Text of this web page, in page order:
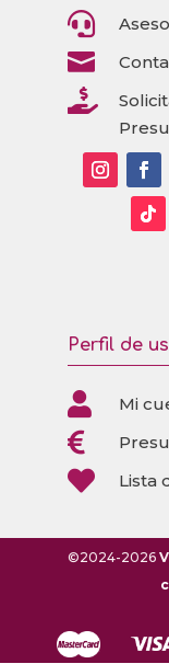



Perfil de
 Mi

 Lista
©2024-2026